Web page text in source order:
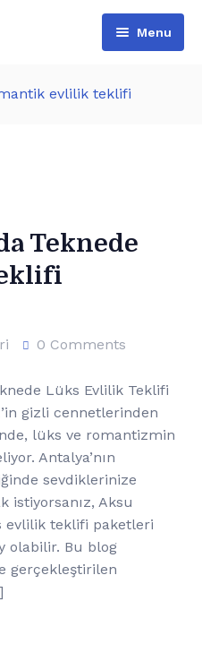
Menu
evlilik teklifi
Teknede
0 Comments
Lüks Evlilik Teklifi
gizli cennetlerinden
lüks ve romantizmin
Antalya’nın
sevdiklerinize
istiyorsanız, Aksu
evlilik teklifi paketleri
olabilir. Bu blog
gerçekleştirilen